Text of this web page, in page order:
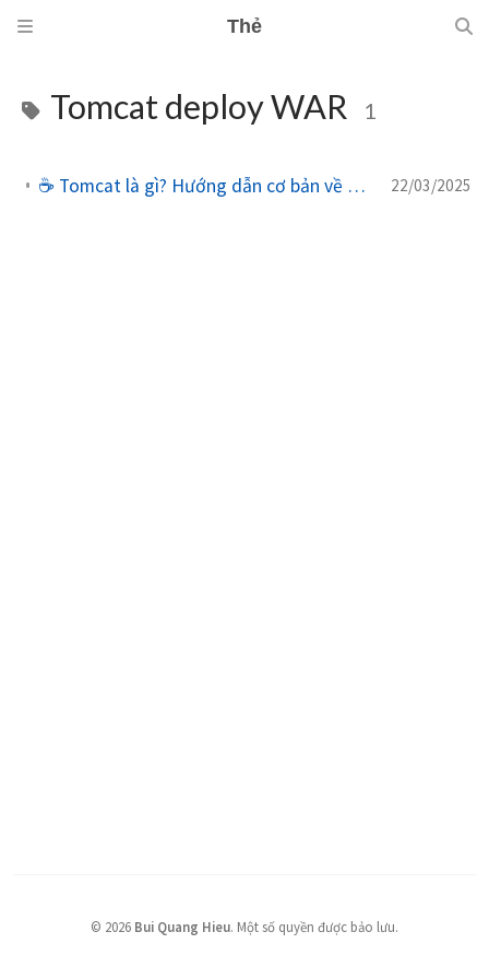
Thẻ
Tomcat deploy WAR 1
☕ Tomcat là gì? Hướng dẫn cơ bản về thuật ngữ và cấu hình 22/03/2025
© 2026 Bui Quang Hieu. Một số quyền được bảo lưu.